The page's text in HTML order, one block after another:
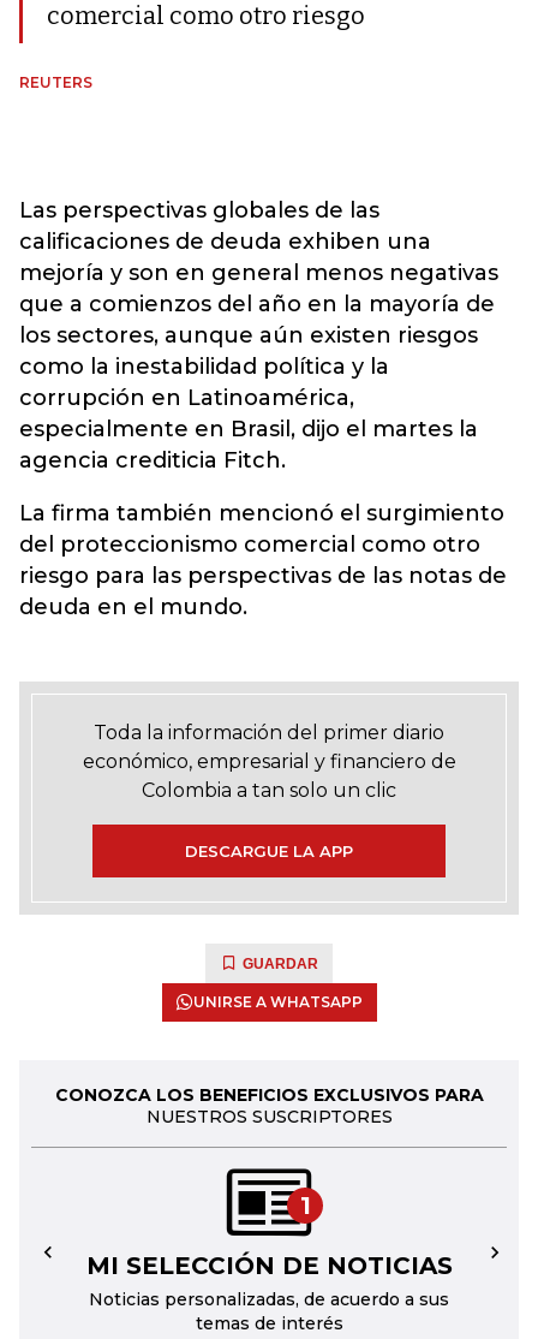
comercial como otro riesgo
REUTERS
Las perspectivas globales de las
calificaciones de deuda exhiben una
mejoría y son en general menos negativas
que a comienzos del año en la mayoría de
los sectores, aunque aún existen riesgos
como la inestabilidad política y la
corrupción en Latinoamérica,
especialmente en Brasil, dijo el martes la
agencia crediticia Fitch.
La firma también mencionó el surgimiento
del proteccionismo comercial como otro
riesgo para las perspectivas de las notas de
deuda en el mundo.
Toda la información del primer diario
económico, empresarial y financiero de
Colombia a tan solo un clic
DESCARGUE LA APP
GUARDAR
UNIRSE A WHATSAPP
CONOZCA LOS BENEFICIOS EXCLUSIVOS PARA
NUESTROS SUSCRIPTORES
1
MI SELECCIÓN DE NOTICIAS
Noticias personalizadas, de acuerdo a sus
temas de interés
← →